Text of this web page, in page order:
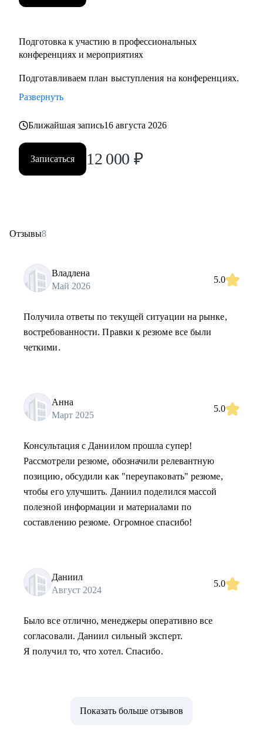
Подготовка к участию в профессиональных
конференциях и мероприятиях
Подготавливаем план выступления на конференциях.
Развернуть
Ближайшая запись16 августа 2026
Записаться 12 000 ₽
Отзывы8
Владлена
Май 2026
5.0
Получила ответы по текущей ситуации на рынке,
востребованности. Правки к резюме все были
четкими.
Анна
Март 2025
5.0
Консультация с Даниилом прошла супер!
Рассмотрели резюме, обозначили релевантную
позицию, обсудили как "переупаковать" резюме,
чтобы его улучшить. Даниил поделился массой
полезной информации и материалами по
составлению резюме. Огромное спасибо!
Даниил
Август 2024
5.0
Было все отлично, менеджеры оперативно все
согласовали. Даниил сильный эксперт.
Я получил то, что хотел. Спасибо.
Показать больше отзывов